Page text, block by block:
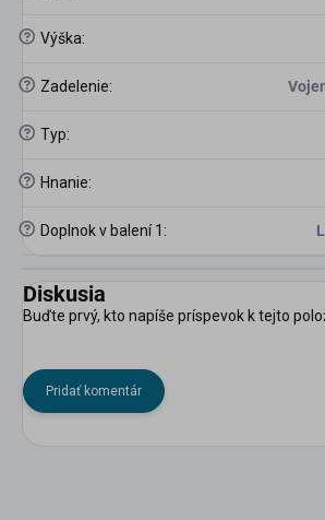
? Výška:
? Zadelenie:
? Typ:
? Hnanie:
? Doplnok v balení 1 :
Diskusia
Buďte prvý, kto napíše príspevok k tejto
Pridať komentár